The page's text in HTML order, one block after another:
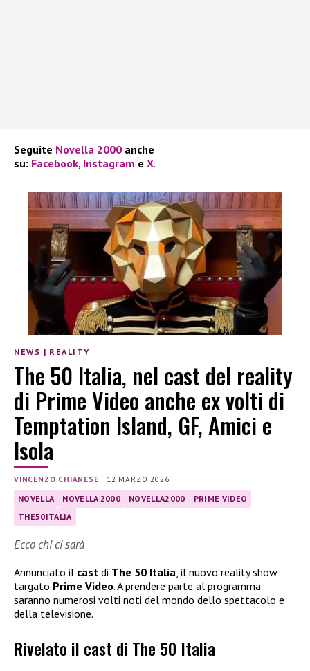
Seguite Novella 2000 anche
su: Facebook, Instagram e X.
NEWS | REALITY
The 50 Italia, nel cast del reality
di Prime Video anche ex volti di
Temptation Island, GF, Amici e
Isola
VINCENZO CHIANESE | 12 MARZO 2026
NOVELLA NOVELLA 2000 NOVELLA2000
PRIME VIDEO
THE50ITALIA
Ecco chi ci sarà
Annunciato il cast di The 50 Italia, il nuovo reality show
targato Prime Video. A prendere parte al programma
saranno numerosi volti noti del mondo dello spettacolo e
della televisione.
Rivelato il cast di The 50 Italia